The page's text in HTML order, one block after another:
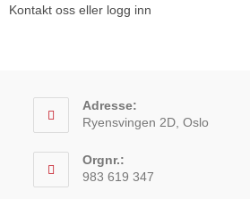
Kontakt oss eller logg inn
Adresse:
Ryensvingen 2D, Oslo
Orgnr.:
983 619 347